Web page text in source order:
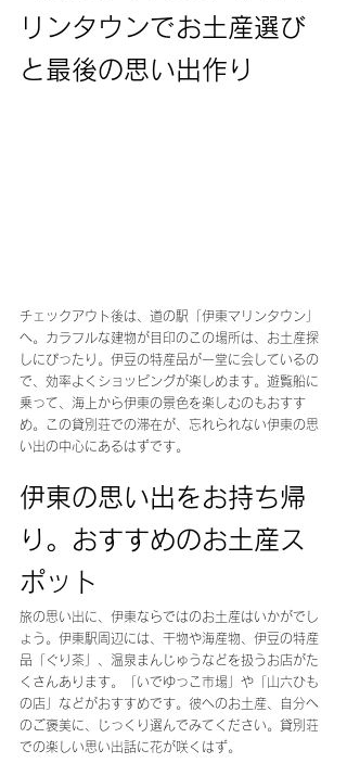
リンタウンでお土産選び
と最後の思い出作り
チェックアウト後は、道の駅「伊東マリンタウン」
へ。カラフルな建物が目印のこの場所は、お土産探
しにぴったり。伊豆の特産品が一堂に会しているの
で、効率よくショッピングが楽しめます。遊覧船に
乗って、海上から伊東の景色を楽しむのもおすす
め。この貸別荘での滞在が、忘れられない伊東の思
い出の中心にあるはずです。
伊東の思い出をお持ち帰
り。おすすめのお土産ス
ポット
旅の思い出に、伊東ならではのお土産はいかがでし
ょう。伊東駅周辺には、干物や海産物、伊豆の特産
品「ぐり茶」、温泉まんじゅうなどを扱うお店がた
くさんあります。「いでゆっこ市場」や「山六ひも
の店」などがおすすめです。彼へのお土産、自分へ
のご褒美に、じっくり選んでみてください。貸別荘
での楽しい思い出話に花が咲くはず。